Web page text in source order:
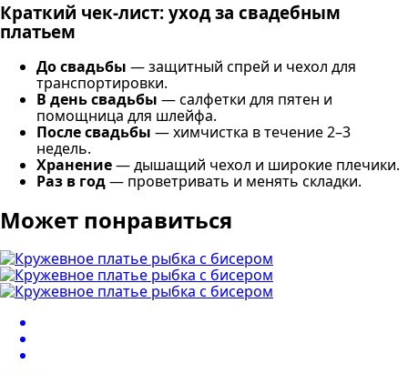
Краткий чек-лист: уход за свадебным
платьем
До свадьбы — защитный спрей и чехол для
транспортировки.
В день свадьбы — салфетки для пятен и
помощница для шлейфа.
После свадьбы — химчистка в течение 2–3
недель.
Хранение— дышащий чехол и широкие плечики.
Раз в год— проветривать и менять складки.
Может понравиться